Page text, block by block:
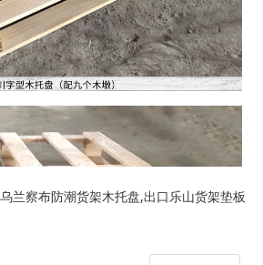
兰察布防潮货架木托盘,出口乐山货架垫板